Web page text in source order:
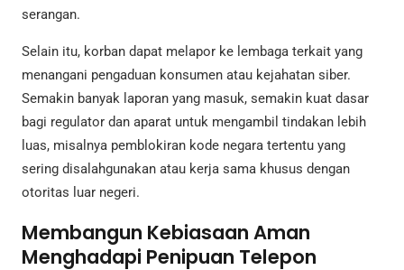
serangan.
Selain itu, korban dapat melapor ke lembaga terkait yang
menangani pengaduan konsumen atau kejahatan siber.
Semakin banyak laporan yang masuk, semakin kuat dasar
bagi regulator dan aparat untuk mengambil tindakan lebih
luas, misalnya pemblokiran kode negara tertentu yang
sering disalahgunakan atau kerja sama khusus dengan
otoritas luar negeri.
Membangun Kebiasaan Aman
Menghadapi Penipuan Telepon